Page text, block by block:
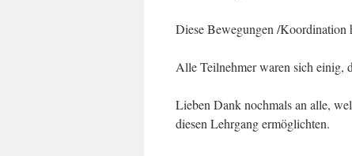
Diese Bewegungen /Koordination
Alle Teilnehmer waren sich einig,
Lieben Dank nochmals an alle,
diesen Lehrgang ermöglichten.